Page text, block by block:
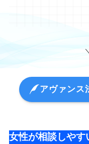
アヴァンス
女性が相談しやす